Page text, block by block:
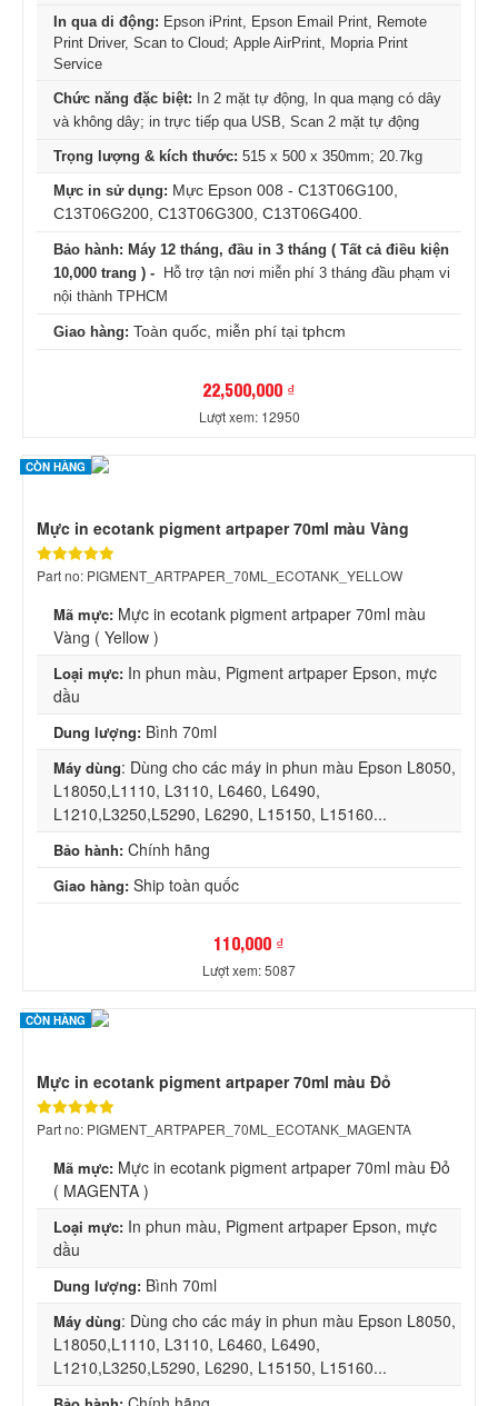
In qua di động: Epson iPrint, Epson Email Print, Remote
Print Driver, Scan to Cloud; Apple AirPrint, Mopria Print
Service
Chức năng đặc biệt: In 2 mặt tự động, In qua mạng có dây
và không dây; in trực tiếp qua USB, Scan 2 mặt tự động
Trọng lượng & kích thước: 515 x 500 x 350mm; 20.7kg
Mực in sử dụng: Mực Epson 008 - C13T06G100,
C13T06G200, C13T06G300, C13T06G400.
Bảo hành: Máy 12 tháng, đầu in 3 tháng ( Tất cả điều kiện
10,000 trang ) - Hỗ trợ tận nơi miễn phí 3 tháng đầu phạm vi
nội thành TPHCM
Giao hàng: Toàn quốc, miễn phí tại tphcm
22,500,000 ₫
Lượt xem: 12950
CÒN HÀNG
Mực in ecotank pigment artpaper 70ml màu Vàng
Part no: PIGMENT_ARTPAPER_70ML_ECOTANK_YELLOW
Mã mực: Mực in ecotank pigment artpaper 70ml màu
Vàng ( Yellow )
Loại mực: In phun màu, Pigment artpaper Epson, mực
dầu
Dung lượng: Bình 70ml
Máy dùng: Dùng cho các máy in phun màu Epson L8050,
L18050,L1110, L3110, L6460, L6490,
L1210,L3250,L5290, L6290, L15150, L15160...
Bảo hành: Chính hãng
Giao hàng: Ship toàn quốc
110,000 ₫
Lượt xem: 5087
CÒN HÀNG
Mực in ecotank pigment artpaper 70ml màu Đỏ
Part no: PIGMENT_ARTPAPER_70ML_ECOTANK_MAGENTA
Mã mực: Mực in ecotank pigment artpaper 70ml màu Đỏ
( MAGENTA )
Loại mực: In phun màu, Pigment artpaper Epson, mực
dầu
Dung lượng: Bình 70ml
Máy dùng: Dùng cho các máy in phun màu Epson L8050,
L18050,L1110, L3110, L6460, L6490,
L1210,L3250,L5290, L6290, L15150, L15160...